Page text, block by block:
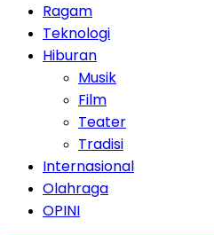
Ragam
Teknologi
Hiburan
Musik
Film
Teater
Tradisi
Internasional
Olahraga
OPINI